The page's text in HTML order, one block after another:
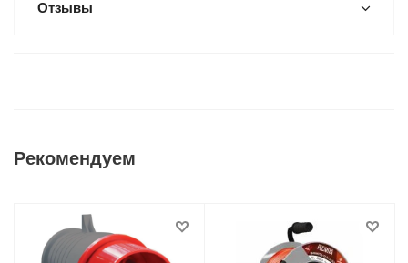
Отзывы
Рекомендуем